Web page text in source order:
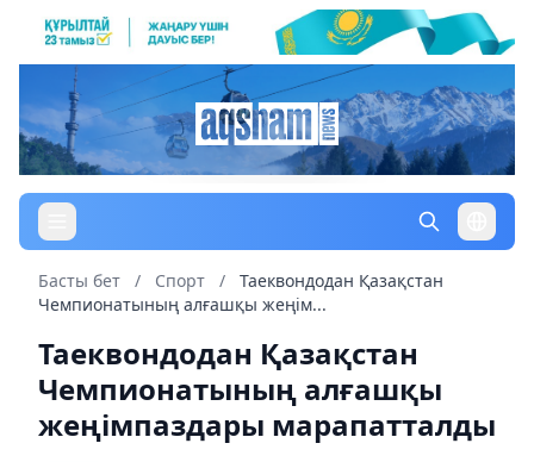
Басты бет / Спорт /
Таеквондодан Қазақстан
Чемпионатының алғашқы жеңім...
Таеквондодан Қазақстан
Чемпионатының алғашқы
жеңімпаздары марапатталды